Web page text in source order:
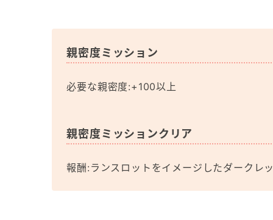
親密度ミッション
必要な親密度:+100以上
親密度ミッションクリア
報酬:ランスロットをイメージしたダークレ